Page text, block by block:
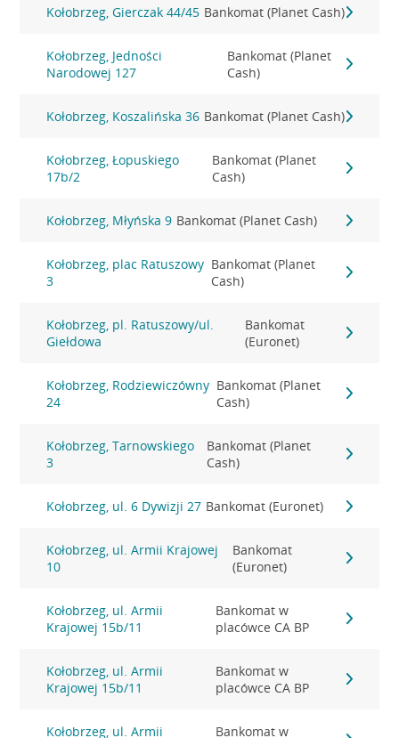
Kołobrzeg, Gierczak 44/45 Bankomat (Planet Cash)
Kołobrzeg, Jedności
Narodowej 127
Bankomat (Planet
Cash)
Kołobrzeg, Koszalińska 36 Bankomat (Planet Cash)
Kołobrzeg, Łopuskiego
17b/2
Bankomat (Planet
Cash)
Kołobrzeg, Młyńska 9 Bankomat (Planet Cash)
Kołobrzeg, plac Ratuszowy
3
Bankomat (Planet
Cash)
Kołobrzeg, pl. Ratuszowy/ul.
Giełdowa
Bankomat
(Euronet)
Kołobrzeg, Rodziewiczówny
24
Bankomat (Planet
Cash)
Kołobrzeg, Tarnowskiego
3
Bankomat (Planet
Cash)
Kołobrzeg, ul. 6 Dywizji 27 Bankomat (Euronet)
Kołobrzeg, ul. Armii Krajowej
10
Bankomat
(Euronet)
Kołobrzeg, ul. Armii
Krajowej 15b/11
Bankomat w
placówce CA BP
Kołobrzeg, ul. Armii
Krajowej 15b/11
Bankomat w
placówce CA BP
Kołobrzeg, ul. Armii
Bankomat w